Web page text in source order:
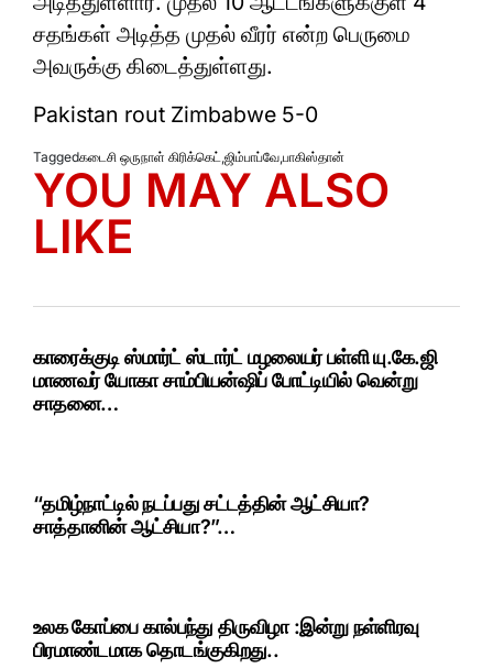
சதங்கள் அடித்த முதல் வீரர் என்ற பெருமை
அவருக்கு கிடைத்துள்ளது.
Pakistan rout Zimbabwe 5-0
Taggedகடைசி ஒருநாள் கிரிக்கெட்,ஜிம்பாப்வே,பாகிஸ்தான்
YOU MAY ALSO
LIKE
காரைக்குடி ஸ்மார்ட் ஸ்டார்ட் மழலையர் பள்ளி யு.கே.ஜி
மாணவர் யோகா சாம்பியன்ஷிப் போட்டியில் வென்று
சாதனை…
“தமிழ்நாட்டில் நடப்பது சட்டத்தின் ஆட்சியா?
சாத்தானின் ஆட்சியா?”…
உலக கோப்பை கால்பந்து திருவிழா :இன்று நள்ளிரவு
பிரமாண்டமாக தொடங்குகிறது..